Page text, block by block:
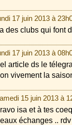
17 juin 2013 à
des clubs qui font
17 juin 2013 à
article ds le
vivement la
15 juin 2013 à
isa et à tes
échanges ..